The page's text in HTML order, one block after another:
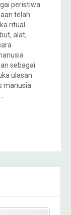
peristiwa
telah
ritual
alat,
sebagai
ulasan
manusia